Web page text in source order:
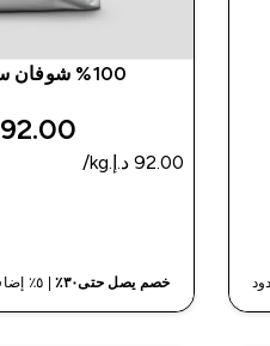
%100 شوفان سريع التحضير
92.00 AED‎
خصم يصل حتى٣٠٪ | ٥٪ إضافية باستخدام كود محدود